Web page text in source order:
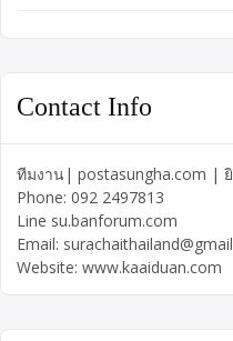
Contact Info
ทีมงาน| postasungha.com |
Phone: 092 2497813
Line su.banforum.com
Email:
Website: www.kaaiduan.com